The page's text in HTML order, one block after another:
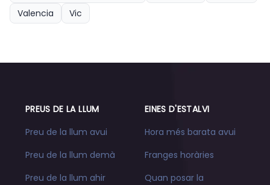
Valencia
Vic
PREUS DE LA LLUM
Preu de la llum avui
Preu de la llum demà
Preu de la llum ahir
EINES D'ESTALVI
Hora més barata avui
Franges horàries
Quan posar la